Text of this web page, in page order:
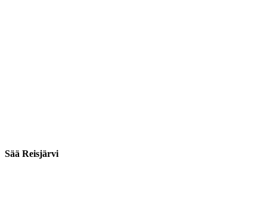
Sää Reisjärvi